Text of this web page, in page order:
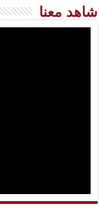
شاهد معنا